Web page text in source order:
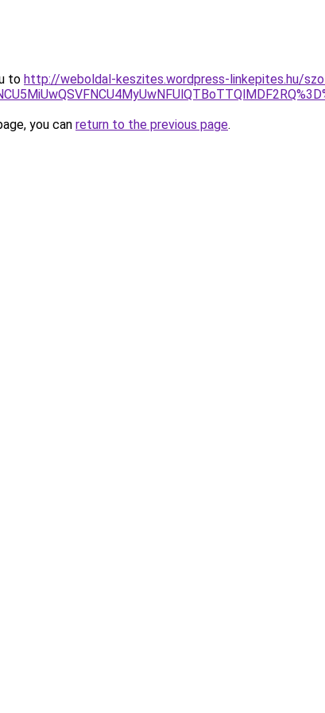
to http://weboldal-keszites.wordpress-linkepites.hu/
you can return to the previous page.